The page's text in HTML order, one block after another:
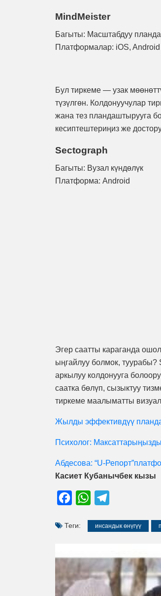
MindMeister
Багыты: Масштабдуу
Платформалар: iOS, Android
Бул тиркеме — узак
түзүлгөн. Колдонуучулар
жана тез пландаштырууга
кесиптештериңиз же
Sectograph
Багыты: Вузал күндөлүк
Платформа: Android
Эгер саатты караганда
ыңгайлуу болмок, туурабы?
аркылуу колдонууга
саатка бөлүп, сызыктуу
тиркеме маалыматты
Жылды эффективдүү
Психолог:
Абдесова: “U-
Касиет Кубанычбек кызы
FacebookWhatsApp
Теги: инсандык өнүгүү